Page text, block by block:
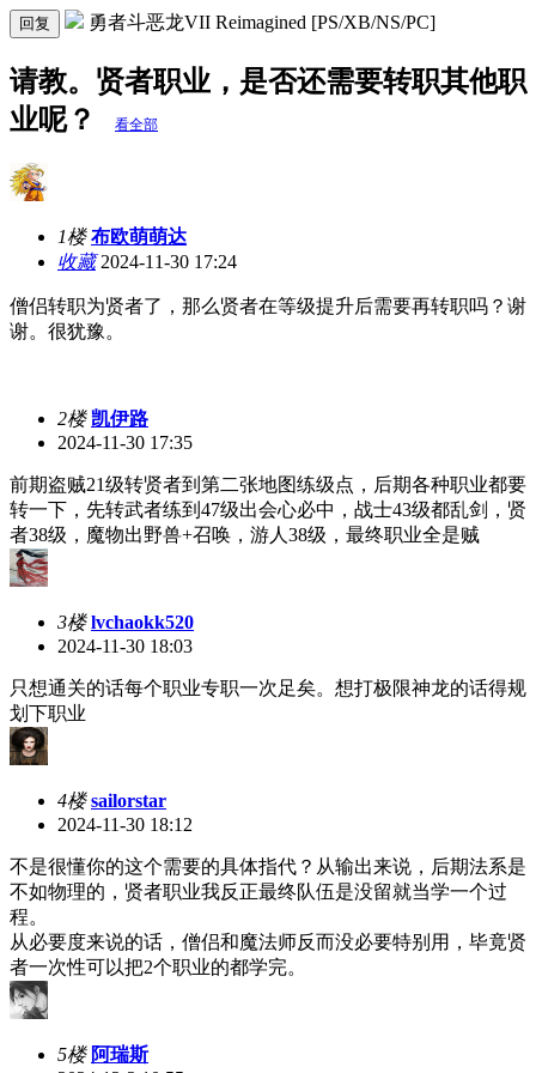
回复 勇者斗恶龙VII Reimagined [PS/XB/NS/PC]
请教。贤者职业，是否还需要转职其他职
业呢？
看全部
1楼 布欧萌萌达
收藏2024-11-30 17:24
僧侣转职为贤者了，那么贤者在等级提升后需要再转职吗？谢
谢。很犹豫。
2楼 凯伊路
2024-11-30 17:35
前期盗贼21级转贤者到第二张地图练级点，后期各种职业都要
转一下，先转武者练到47级出会心必中，战士43级都乱剑，贤
者38级，魔物出野兽+召唤，游人38级，最终职业全是贼
3楼 lvchaokk520
2024-11-30 18:03
只想通关的话每个职业专职一次足矣。想打极限神龙的话得规
划下职业
4楼 sailorstar
2024-11-30 18:12
不是很懂你的这个需要的具体指代？从输出来说，后期法系是
不如物理的，贤者职业我反正最终队伍是没留就当学一个过
程。
从必要度来说的话，僧侣和魔法师反而没必要特别用，毕竟贤
者一次性可以把2个职业的都学完。
5楼 阿瑞斯